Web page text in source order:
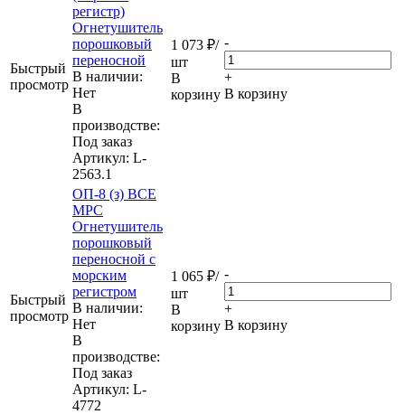
Быстрый
просмотр
регистр)
Огнетушитель
порошковый
переносной
В наличии:
Нет
В
производстве:
Под заказ
Артикул: L-
2563.1
1 073 ₽/
шт
В
корзину
-
+
В корзину
Быстрый
просмотр
ОП-8 (з) ВСЕ
МРС
Огнетушитель
порошковый
переносной с
морским
регистром
В наличии:
Нет
В
производстве:
Под заказ
Артикул: L-
4772
1 065 ₽/
шт
В
корзину
-
+
В корзину